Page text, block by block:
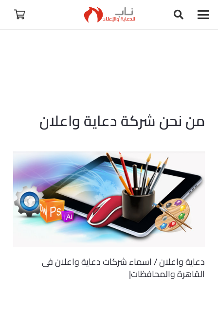
من نحن شركة دعاية واعلان
دعاية واعلان / اسماء شركات دعاية واعلان فى
القاهرة والمحافظات|